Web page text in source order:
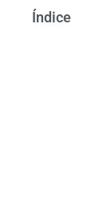
Índice